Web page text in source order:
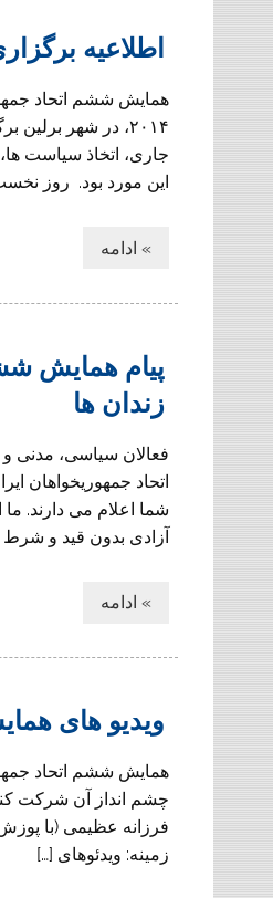
اطلاعیه
۲۰۱۴، در شهر
جاری، اتخاذ سیاست
این مورد بود. روز
» ادامه
پیام همایش
زندان ها
فعالان سیاسی، مدنی
اتحاد جمهوریخواهان
شما اعلام می دارند.
آزادی بدون قید و
» ادامه
ویدیو های
چشم انداز آن شرکت
فرزانه عظیمی (با
زمینه: ویدئوهای […]